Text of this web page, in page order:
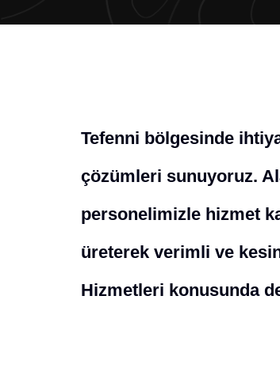
Tefenni bölgesinde
çözümleri sunuyoruz.
personelimizle hizmet
üreterek verimli ve
Hizmetleri konusunda